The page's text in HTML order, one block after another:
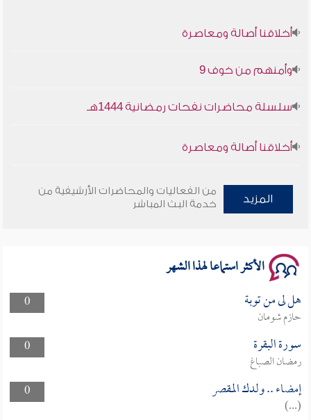
سلسلة محاضرات نفحات رمضانية 1444هـ
المزيد
من الفعاليات والمحاضرات الأرشيفية من
خدمة البث المباشر
الأكثر استماعا لهذا الشهر
0 هل لى من توبة
حازم شومان
0
سورة البقرة
رمضان الصباغ
0
إمضاء .. ولدك المقصر
(...)